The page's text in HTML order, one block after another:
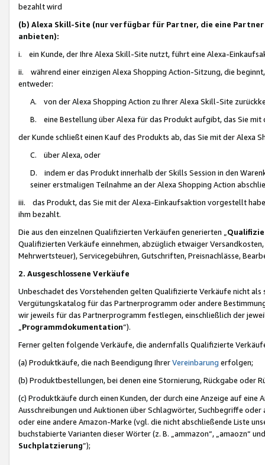
bezahlt wird
(b) Alexa Skill-Site (nur verfügbar für Partner, die eine
anbieten):
i. ein Kunde, der Ihre Alexa Skill-Site nutzt, führt eine Alexa-
ii. während einer einzigen Alexa Shopping Action-Sitzung, die
entweder:
A. von der Alexa Shopping Action zu Ihrer Alexa Skill-Site
B. eine Bestellung über Alexa für das Produkt aufgibt, das Sie mit
der Kunde schließt einen Kauf des Produkts ab, das Sie mit der Alexa
C. über Alexa, oder
D. indem er das Produkt innerhalb der Skills Session in den
seiner erstmaligen Teilnahme an der Alexa Shopping Action
iii. das Produkt, das Sie mit der Alexa-Einkaufsaktion vorgestellt
ihm bezahlt.
Die aus den einzelnen Qualifizierten Verkäufen generierten „
Qualifizierten Verkäufe einnehmen, abzüglich etwaiger
Mehrwertsteuer), Servicegebühren, Gutschriften, Preisnachlässe,
2. Ausgeschlossene Verkäufe
Unbeschadet des Vorstehenden gelten Qualifizierte Verkäufe nicht
Vergütungskatalog für das Partnerprogramm oder andere
wir jeweils für das Partnerprogramm festlegen, einschließlich der
Programmdokumentation“).
Ferner gelten folgende Verkäufe, die andernfalls Qualifizierte
(a) Produktkäufe, die nach Beendigung IhrerVereinbarung erfolgen;
(b) Produktbestellungen, bei denen eine Stornierung, Rückgabe oder
(c) Produktkäufe durch einen Kunden, der durch eine Anzeige auf
Ausschreibungen und Auktionen über Schlagwörter, Suchbegriffe
oder eine andere Amazon-Marke (vgl. die nicht abschließende Liste
buchstabierte Varianten dieser Wörter (z. B. „ammazon“, „amaozn“
Suchplatzierung”);